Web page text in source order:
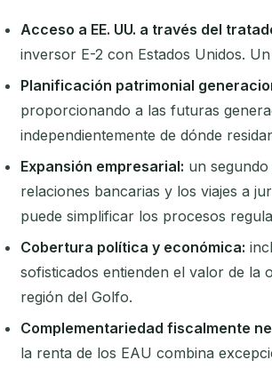
Acceso a EE. UU. a través del
inversor E-2 con Estados Unidos.
Planificación patrimonial
proporcionando a las futuras
independientemente de dónde
Expansión empresarial: un
relaciones bancarias y los viajes a
puede simplificar los procesos
Cobertura política y económica:
sofisticados entienden el valor de la
región del Golfo.
Complementariedad fiscalmente
la renta de los EAU combina